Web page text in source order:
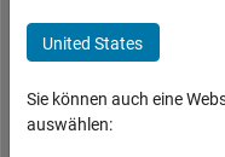
etwa
2
Jahre
United States
Sie können auch eine
auswählen: